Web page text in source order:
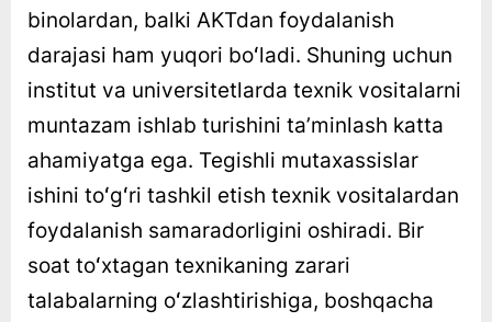
binolardan, balki AKTdan foydalanish
darajasi ham yuqori boʻladi. Shuning uchun
institut va universitetlarda texnik vositalarni
muntazam ishlab turishini taʼminlash katta
ahamiyatga ega. Tegishli mutaxassislar
ishini toʻgʻri tashkil etish texnik vositalardan
foydalanish samaradorligini oshiradi. Bir
soat toʻxtagan texnikaning zarari
talabalarning oʻzlashtirishiga, boshqacha